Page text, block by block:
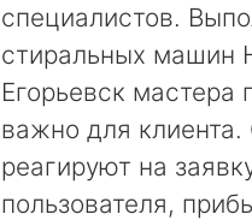
специалистов.
стиральных машин
Егорьевск мастера
важно для
реагируют на
пользователя,